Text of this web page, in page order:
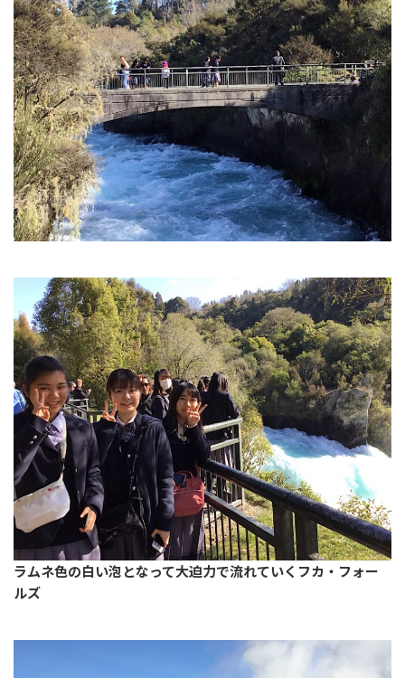
ラムネ色の白い泡となって大迫力で流れていくフカ・フォー
ルズ